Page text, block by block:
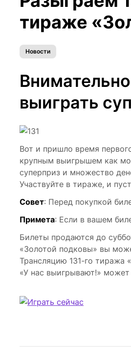
тираже
Новости
выиграть
Вот и пришло время
крупным выигрышем как
суперприз и множество
Участвуйте в тираже, и
Совет: Перед покупкой
Примета: Если в вашем
Билеты продаются до
«Золотой подковы» вы
Трансляцию 131-го тиража
«У нас выигрывают!» может